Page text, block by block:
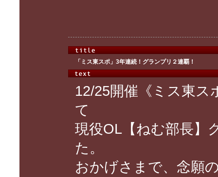
「ミス東スポ」3年連続！グランプリ２連覇！
12/25開催《ミス東ス
て
現役OL【ねむ部長】
た。
おかげさまで、念願